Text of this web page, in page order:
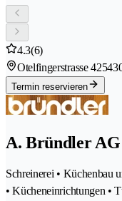
4.3(6)
Otelfingerstrasse 42
Termin reservieren
A. Bründler AG
Schreinerei • Küchenbau
• Kücheneinrichtungen •